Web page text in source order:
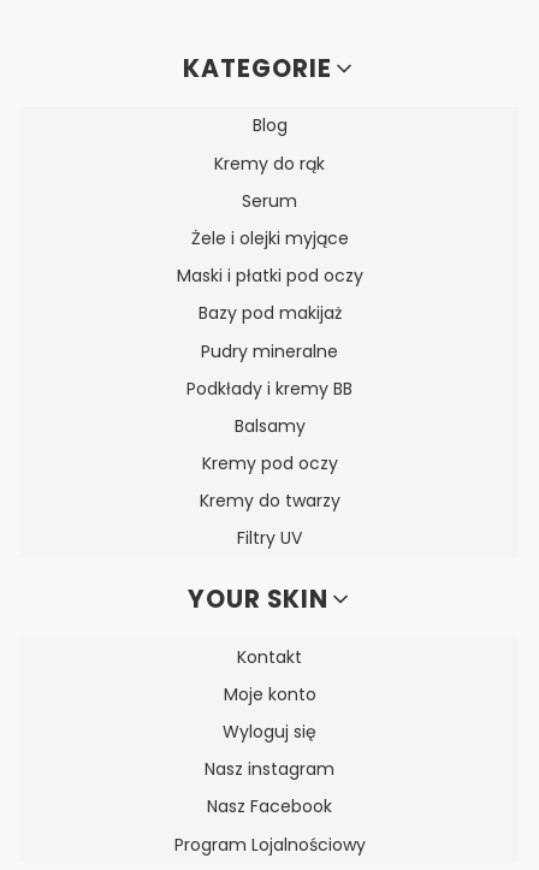
Linki w stopceKATEGORIE
Blog
Kremy do rąk
Serum
Żele i olejki myjące
Maski i płatki pod oczy
Bazy pod makijaż
Pudry mineralne
Podkłady i kremy BB
Balsamy
Kremy pod oczy
Kremy do twarzy
Filtry UV
YOUR SKIN
Kontakt
Moje konto
Wyloguj się
Nasz instagram
Nasz Facebook
Program Lojalnościowy